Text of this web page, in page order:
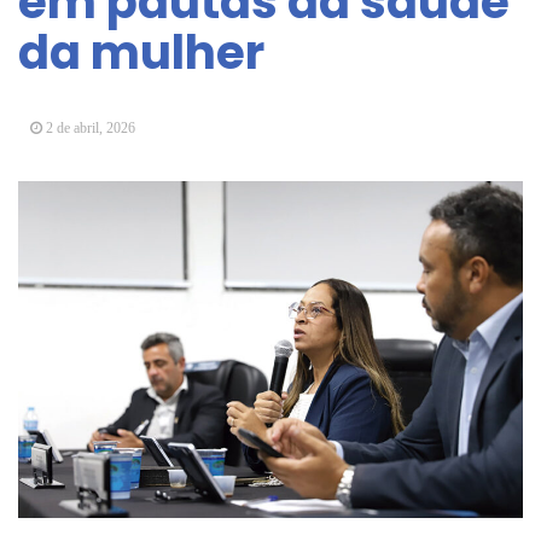
Arujá promove 2º encontro da Jornada de
Conhecimento em Bem-Estar Animal no Parque
dos Ipês
TOP
da mulher
2 de abril, 2026